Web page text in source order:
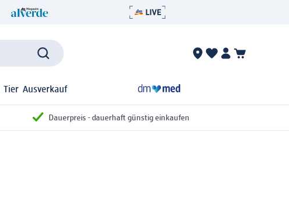
Tier Ausverkauf
Dauerpreis - dauerhaft günstig einkaufen